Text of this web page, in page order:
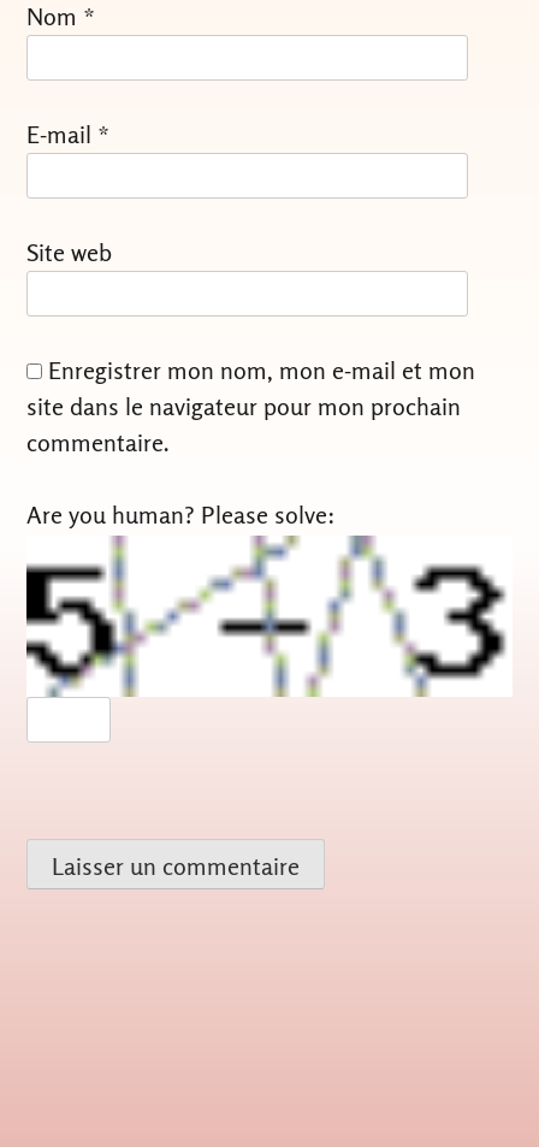
Nom *
E-mail *
Site web
Enregistrer mon nom, mon e-mail et mon
site dans le navigateur pour mon prochain
commentaire.
Are you human? Please solve: